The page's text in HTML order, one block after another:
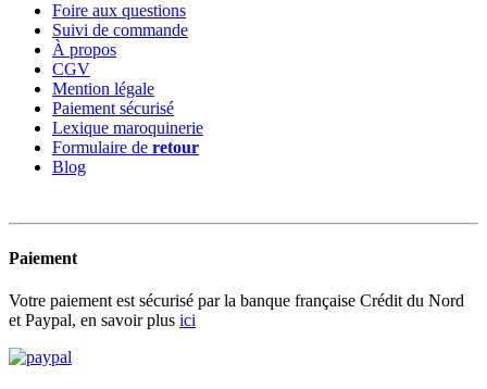
Foire aux questions
Suivi de commande
À propos
CGV
Mention légale
Paiement sécurisé
Lexique maroquinerie
Formulaire de retour
Blog
Paiement
Votre paiement est sécurisé par la banque française Crédit du Nord
et Paypal, en savoir plus ici